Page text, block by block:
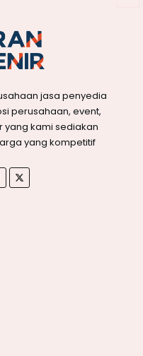
jasa penyedia
perusahaan, event,
yang kami sediakan
yang kompetitif